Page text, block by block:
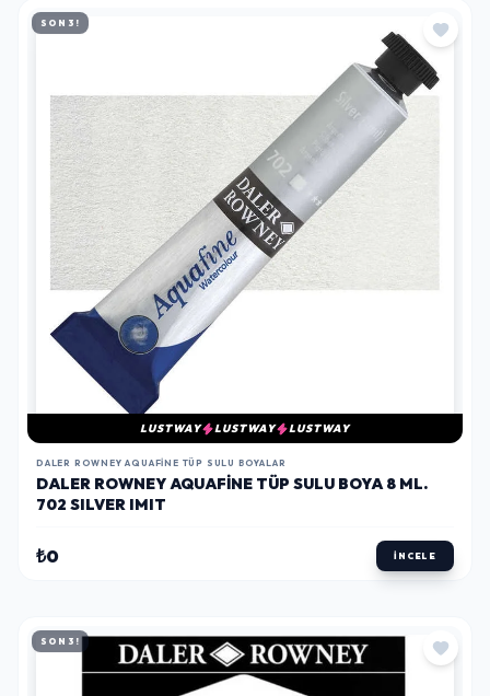
SON 3!
LUSTWAY LUSTWAY LUSTWAY
DALER ROWNEY AQUAFINE TÜP SULU BOYALAR
DALER ROWNEY AQUAFINE TÜP SULU BOYA 8 ML.
702 SILVER IMIT
₺0 İNCELE
SON 3!